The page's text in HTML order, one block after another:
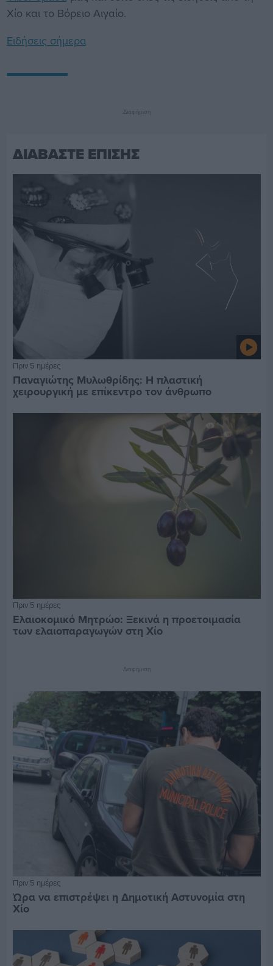
Χίο και το Βόρειο Αιγαίο.
Ειδήσεις σήμερα
Διαφήμιση
ΔΙΑΒΑΣΤΕ ΕΠΙΣΗΣ
Πριν 5 ημέρες
Παναγιώτης Μυλωθρίδης: Η πλαστική
χειρουργική με επίκεντρο τον άνθρωπο
Πριν 5 ημέρες
Ελαιοκομικό Μητρώο: Ξεκινά η προετοιμασία
των ελαιοπαραγωγών στη Χίο
Διαφήμιση
Πριν 5 ημέρες
Ώρα να επιστρέψει η Δημοτική Αστυνομία στη
Χίο